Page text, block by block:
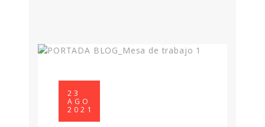
23
AGO
2021